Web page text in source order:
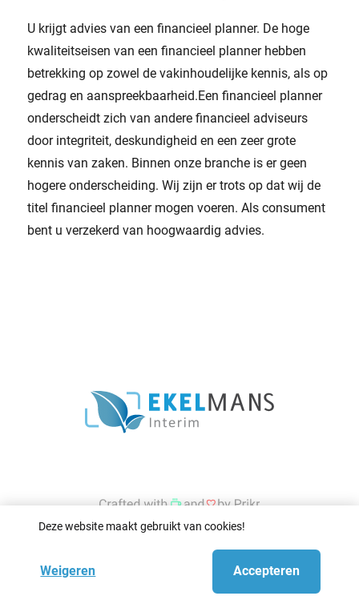
U krijgt advies van een financieel planner. De hoge
kwaliteitseisen van een financieel planner hebben
betrekking op zowel de vakinhoudelijke kennis, als op
gedrag en aanspreekbaarheid.Een financieel planner
onderscheidt zich van andere financieel adviseurs
door integriteit, deskundigheid en een zeer grote
kennis van zaken. Binnen onze branche is er geen
hogere onderscheiding. Wij zijn er trots op dat wij de
titel financieel planner mogen voeren. Als consument
bent u verzekerd van hoogwaardig advies.
Deze website maakt gebruikt van cookies!
Weigeren Accepteren